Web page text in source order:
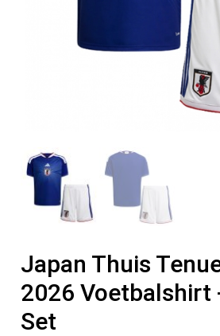
Japan Thuis
2026 Voetbalshirt
Set